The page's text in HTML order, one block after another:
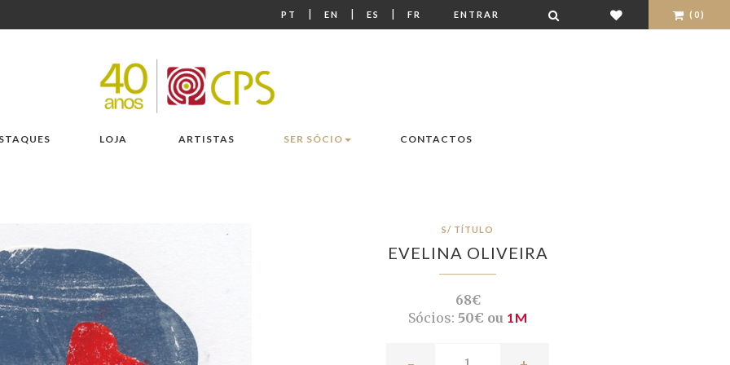
PT | EN | ES | FR ENTRAR (0)
LOJA ARTISTAS SER SÓCIO CONTACTOS
S/ TÍTULO
EVELINA OLIVEIRA
68€
Sócios: 50€ ou 1M